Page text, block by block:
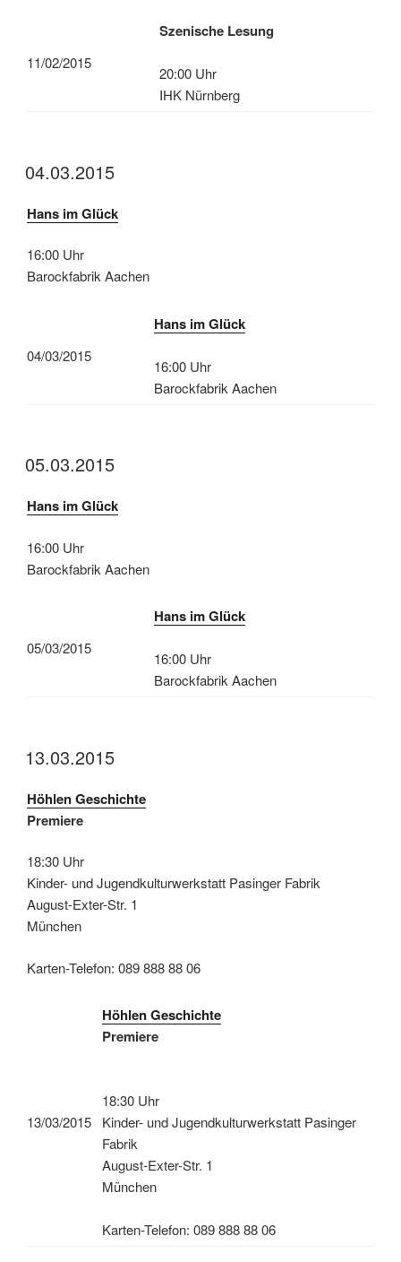
11/02/2015
Szenische Lesung
20:00 Uhr
IHK Nürnberg
04.03.2015
Hans im Glück
16:00 Uhr
Barockfabrik Aachen
04/03/2015
Hans im Glück
16:00 Uhr
Barockfabrik Aachen
05.03.2015
Hans im Glück
16:00 Uhr
Barockfabrik Aachen
05/03/2015
Hans im Glück
16:00 Uhr
Barockfabrik Aachen
13.03.2015
Höhlen Geschichte
Premiere
18:30 Uhr
Kinder- und Jugendkulturwerkstatt Pasinger Fabrik
August-Exter-Str. 1
München
Karten-Telefon: 089 888 88 06
13/03/2015
Höhlen Geschichte
Premiere
18:30 Uhr
Kinder- und Jugendkulturwerkstatt Pasinger
Fabrik
August-Exter-Str. 1
München
Karten-Telefon: 089 888 88 06